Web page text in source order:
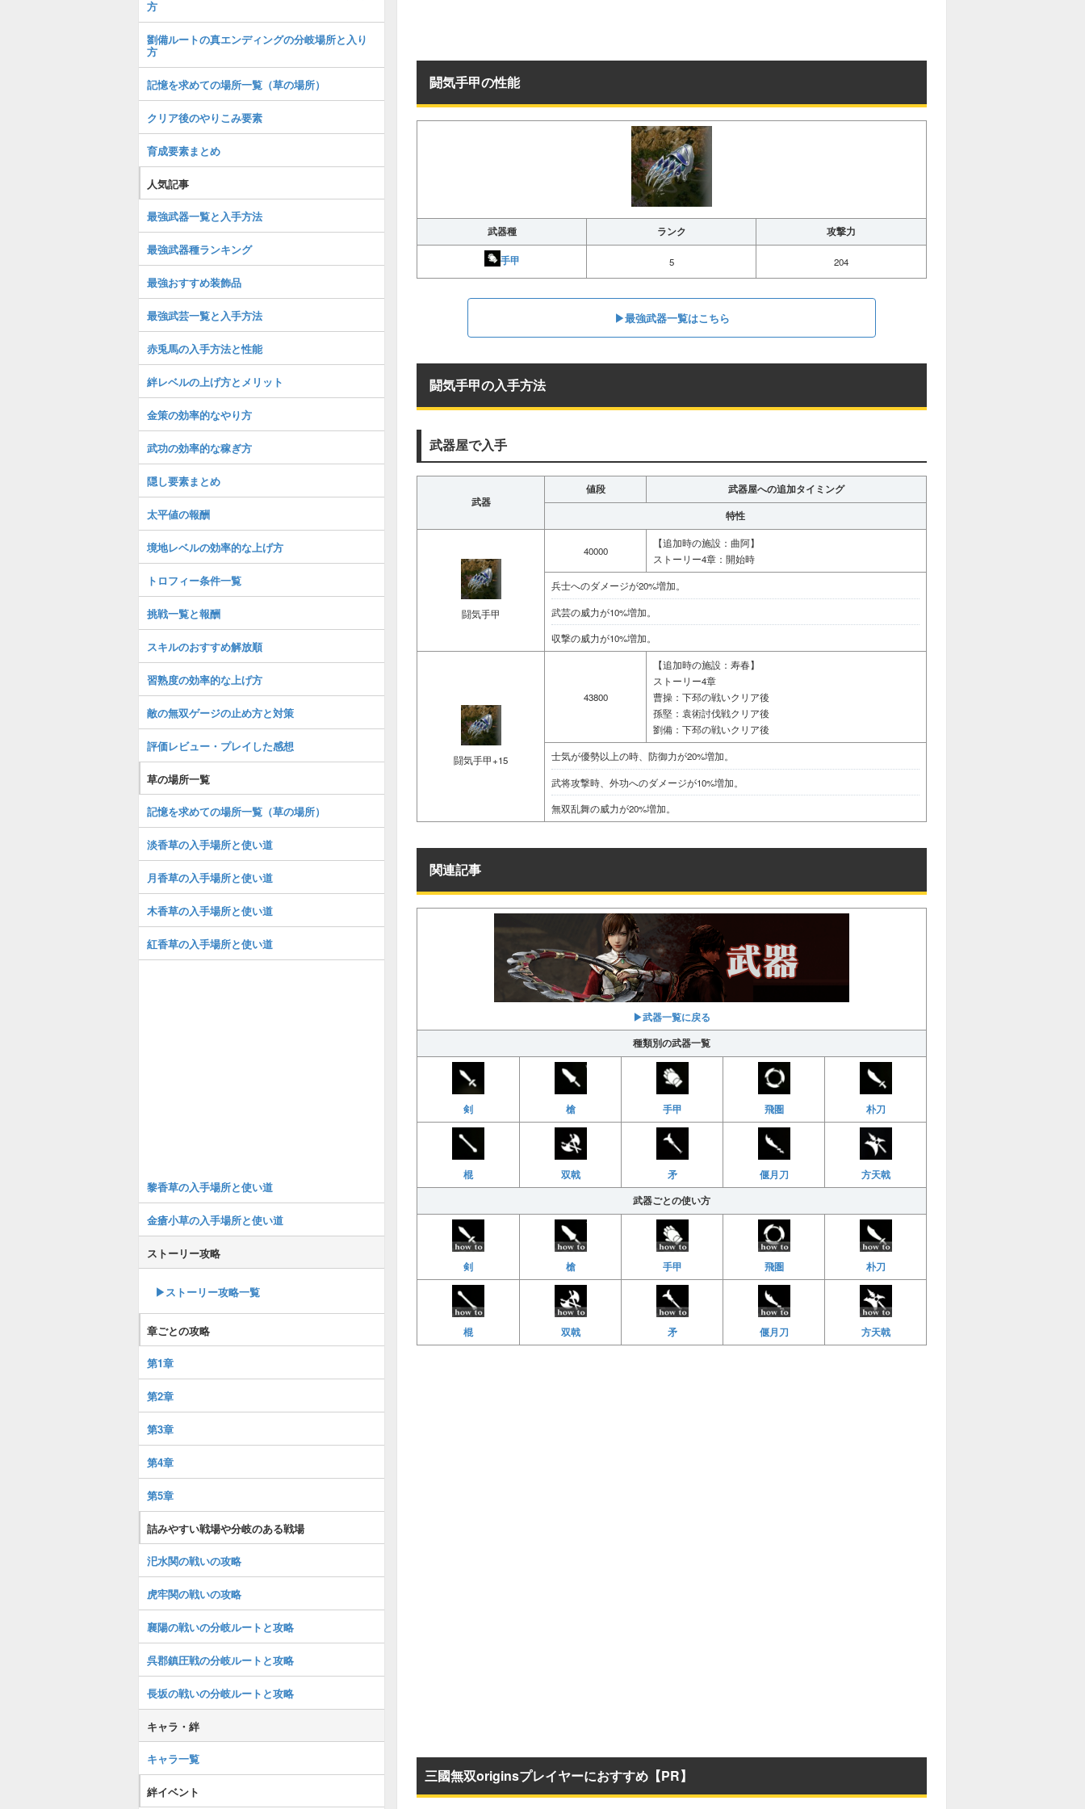
闘気手甲の性能
武器種 ランク 攻撃力
手甲 5 204
▶︎最強武器一覧はこちら
闘気手甲の入手方法
武器屋で入手
武器
値段
武器屋への追加タイミング
特性
闘気手甲
40000
【追加時の施設：曲阿】
ストーリー4章：開始時
兵士へのダメージが20%増加。
武芸の威力が10%増加。
収撃の威力が10%増加。
闘気手甲+15
43800
【追加時の施設：寿春】
ストーリー4章
曹操：下邳の戦いクリア後
孫堅：袁術討伐戦クリア後
劉備：下邳の戦いクリア後
士気が優勢以上の時、防御力が20%増加。
武将攻撃時、外功へのダメージが10%増加。
無双乱舞の威力が20%増加。
関連記事
▶︎武器一覧に戻る
種類別の武器一覧
剣 槍 手甲 飛圏 朴刀
棍 双戟 矛 偃月刀 方天戟
武器ごとの使い方
剣 槍 手甲 飛圏 朴刀
棍 双戟 矛 偃月刀 方天戟
三國無双originsプレイヤーにおすすめ【PR】
方
劉備ルートの真エンディングの分岐場所と入り
方
記憶を求めての場所一覧（草の場所）
クリア後のやりこみ要素
育成要素まとめ
人気記事
最強武器一覧と入手方法
最強武器種ランキング
最強おすすめ装飾品
最強武芸一覧と入手方法
赤兎馬の入手方法と性能
絆レベルの上げ方とメリット
金策の効率的なやり方
武功の効率的な稼ぎ方
隠し要素まとめ
太平値の報酬
境地レベルの効率的な上げ方
トロフィー条件一覧
挑戦一覧と報酬
スキルのおすすめ解放順
習熟度の効率的な上げ方
敵の無双ゲージの止め方と対策
評価レビュー・プレイした感想
草の場所一覧
記憶を求めての場所一覧（草の場所）
淡香草の入手場所と使い道
月香草の入手場所と使い道
木香草の入手場所と使い道
紅香草の入手場所と使い道
黎香草の入手場所と使い道
金瘡小草の入手場所と使い道
ストーリー攻略
▶︎ストーリー攻略一覧
章ごとの攻略
第1章
第2章
第3章
第4章
第5章
詰みやすい戦場や分岐のある戦場
汜水関の戦いの攻略
虎牢関の戦いの攻略
襄陽の戦いの分岐ルートと攻略
呉郡鎮圧戦の分岐ルートと攻略
長坂の戦いの分岐ルートと攻略
キャラ・絆
キャラ一覧
絆イベント